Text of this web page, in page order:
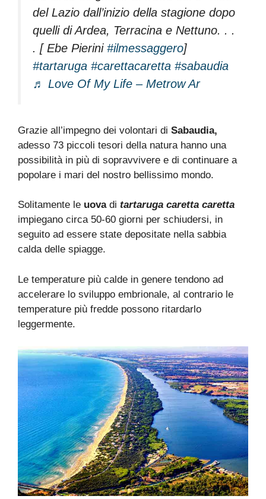
del Lazio dall’inizio della stagione dopo
quelli di Ardea, Terracina e Nettuno. . .
. [ Ebe Pierini #ilmessaggero]
#tartaruga #carettacaretta #sabaudia
♬ Love Of My Life – Metrow Ar
Grazie all’impegno dei volontari di Sabaudia,
adesso 73 piccoli tesori della natura hanno una
possibilità in più di sopravvivere e di continuare a
popolare i mari del nostro bellissimo mondo.
Solitamente le uovadi tartaruga caretta caretta
impiegano circa 50-60 giorni per schiudersi, in
seguito ad essere state depositate nella sabbia
calda delle spiagge.
Le temperature più calde in genere tendono ad
accelerare lo sviluppo embrionale, al contrario le
temperature più fredde possono ritardarlo
leggermente.